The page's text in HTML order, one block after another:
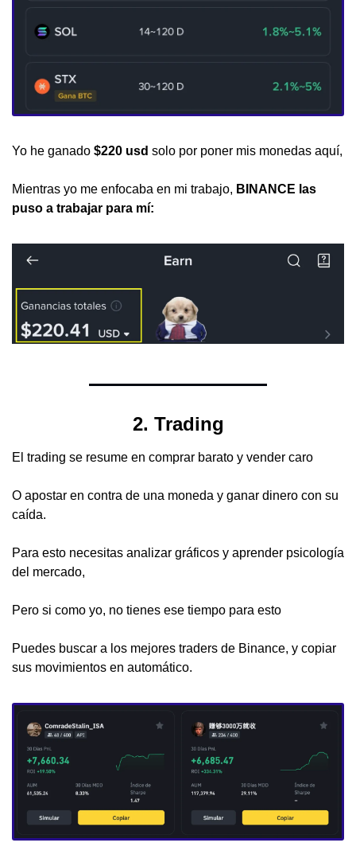
Yo he ganado $220 usd solo por poner mis monedas aquí,
Mientras yo me enfocaba en mi trabajo, BINANCE las
puso a trabajar para mí:
2. Trading
El trading se resume en comprar barato y vender caro
O apostar en contra de una moneda y ganar dinero con su
caída.
Para esto necesitas analizar gráficos y aprender psicología
del mercado,
Pero si como yo, no tienes ese tiempo para esto
Puedes buscar a los mejores traders de Binance, y copiar
sus movimientos en automático.